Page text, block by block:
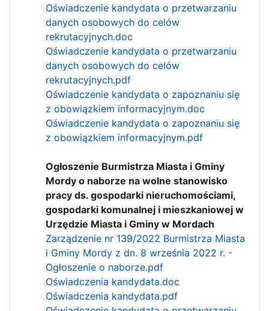
Oświadczenie kandydata o przetwarzaniu
danych osobowych do celów
rekrutacyjnych.doc
Oświadczenie kandydata o przetwarzaniu
danych osobowych do celów
rekrutacyjnych.pdf
Oświadczenie kandydata o zapoznaniu się
z obowiązkiem informacyjnym.doc
Oświadczenie kandydata o zapoznaniu się
z obowiązkiem informacyjnym.pdf
Ogłoszenie Burmistrza Miasta i Gminy
Mordy o naborze na wolne stanowisko
pracy ds. gospodarki nieruchomościami,
gospodarki komunalnej i mieszkaniowej w
Urzędzie Miasta i Gminy w Mordach
Zarządzenie nr 139/2022 Burmistrza Miasta
i Gminy Mordy z dn. 8 września 2022 r. -
Ogłoszenie o naborze.pdf
Oświadczenia kandydata.doc
Oświadczenia kandydata.pdf